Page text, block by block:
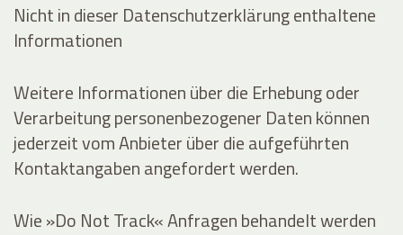
Nicht in dieser Datenschutzerklärung enthaltene
Informationen
Weitere Informationen über die Erhebung oder
Verarbeitung personenbezogener Daten können
jederzeit vom Anbieter über die aufgeführten
Kontaktangaben angefordert werden.
Wie »Do Not Track« Anfragen behandelt werden